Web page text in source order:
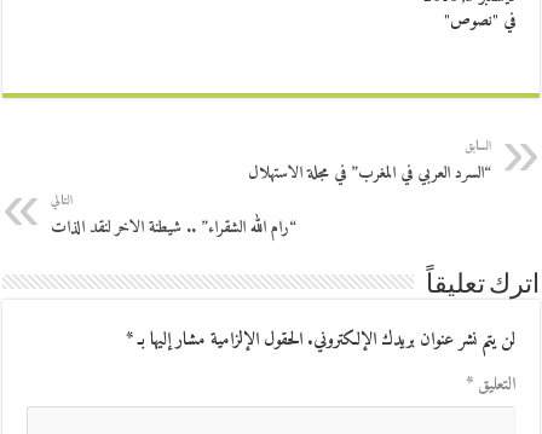
في "نصوص"
السابق
“السرد العربي في المغرب” في مجلة الاستهلال
التالي
“رام الله الشقراء” .. شيطنة الاخر لنقد الذات
اترك تعليقاً
لن يتم نشر عنوان بريدك الإلكتروني.الحقول الإلزامية مشار إليها بـ*
التعليق*